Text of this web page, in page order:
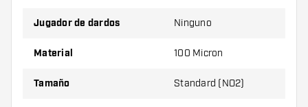
variante le conviene más.
Jugador de dardos Ninguno
Material 100 Micron
Tamaño Standard (NO2)